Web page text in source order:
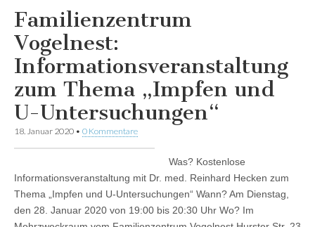
Familienzentrum
Vogelnest:
Informationsveranstaltung
zum Thema „Impfen und
U-Untersuchungen“
18. Januar 2020 • 0 Kommentare
Was? Kostenlose
Informationsveranstaltung mit Dr. med. Reinhard Hecken zum
Thema „Impfen und U-Untersuchungen“ Wann? Am Dienstag,
den 28. Januar 2020 von 19:00 bis 20:30 Uhr Wo? Im